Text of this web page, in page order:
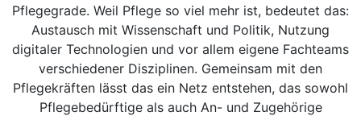
Pflegegrade. Weil Pflege so viel mehr ist, bedeutet das:
Austausch mit Wissenschaft und Politik, Nutzung
digitaler Technologien und vor allem eigene Fachteams
verschiedener Disziplinen. Gemeinsam mit den
Pflegekräften lässt das ein Netz entstehen, das sowohl
Pflegebedürftige als auch An- und Zugehörige